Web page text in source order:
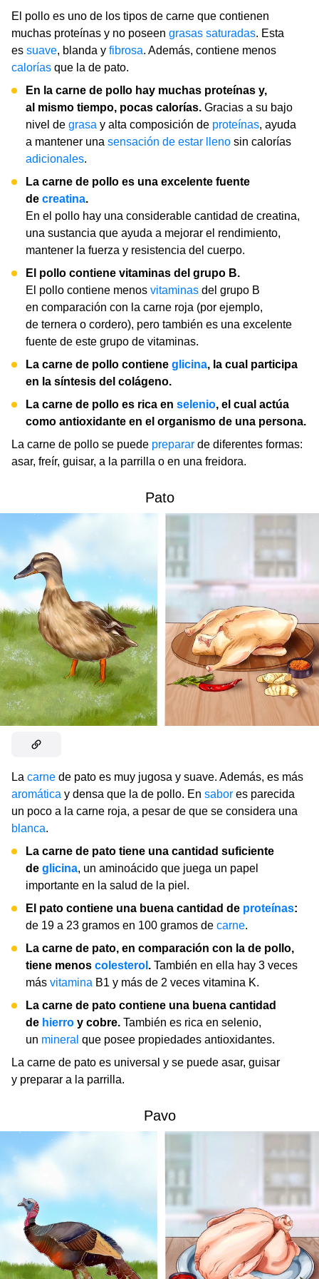
El pollo es uno de los tipos de carne que contienen
muchas proteínas y no poseen grasas saturadas. Esta
es suave, blanda y fibrosa. Además, contiene menos
calorías que la de pato.
En la carne de pollo hay muchas proteínas y,
al mismo tiempo, pocas calorías. Gracias a su bajo
nivel de grasa y alta composición de proteínas, ayuda
a mantener una sensación de estar lleno sin calorías
adicionales.
La carne de pollo es una excelente fuente
de creatina.
En el pollo hay una considerable cantidad de creatina,
una sustancia que ayuda a mejorar el rendimiento,
mantener la fuerza y resistencia del cuerpo.
El pollo contiene vitaminas del grupo B.
El pollo contiene menos vitaminas del grupo B
en comparación con la carne roja (por ejemplo,
de ternera o cordero), pero también es una excelente
fuente de este grupo de vitaminas.
La carne de pollo contiene glicina, la cual participa
en la síntesis del colágeno.
La carne de pollo es rica en selenio, el cual actúa
como antioxidante en el organismo de una persona.
La carne de pollo se puede preparar de diferentes formas:
asar, freír, guisar, a la parrilla o en una freidora.
Pato
La carne de pato es muy jugosa y suave. Además, es más
aromática y densa que la de pollo. En sabor es parecida
un poco a la carne roja, a pesar de que se considera una
blanca.
La carne de pato tiene una cantidad suficiente
de glicina, un aminoácido que juega un papel
importante en la salud de la piel.
El pato contiene una buena cantidad de proteínas:
de 19 a 23 gramos en 100 gramos de carne.
La carne de pato, en comparación con la de pollo,
tiene menos colesterol . También en ella hay 3 veces
más vitamina B1 y más de 2 veces vitamina K.
La carne de pato contiene una buena cantidad
de hierro y cobre. También es rica en selenio,
un mineral que posee propiedades antioxidantes.
La carne de pato es universal y se puede asar, guisar
y preparar a la parrilla.
Pavo